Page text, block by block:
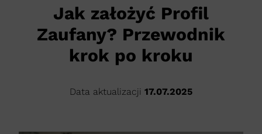
Jak założyć Profil
Zaufany? Przewodnik
krok po kroku
Data aktualizacji 17.07.2025